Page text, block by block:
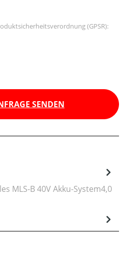
(GPSR):
SENDEN
MLS-B 40V Akku-System4,0